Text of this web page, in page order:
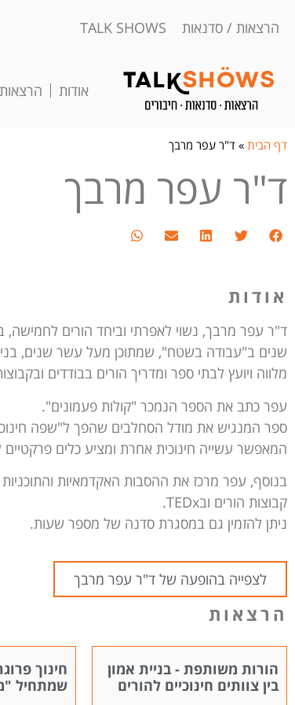
הרצאות / סדנאות TALK SHOWS
אודות הרצאות
דף הבית » ד"ר עפר מרבך
ד"ר עפר מרבך
אודות
ד"ר עפר מרבך, נשוי לאפרתי וביחד הורים לחמישה,
שנים ב"עבודה בשטח", שמתוכן מעל עשר שנים,
מלווה ויועץ לבתי ספר ומדריך הורים בבודדים
עפר כתב את הספר הנמכר "קולות פעמונים".
ספר המנגיש את מודל הסחלבים שהפך ל"שפה
המאפשר עשייה חינוכית אחרת ומציע כלים
בנוסף, עפר מרכז את ההסבות האקדמאיות והתוכניות
קבוצות הורים ובTEDx.
ניתן להזמין גם במסגרת סדנה של מספר שעות.
לצפייה בהופעה של ד"ר עפר מרבך
הרצאות
הורות משותפת - בניית אמון
בין צוותים חינוכיים להורים
חינוך
שמתחיל